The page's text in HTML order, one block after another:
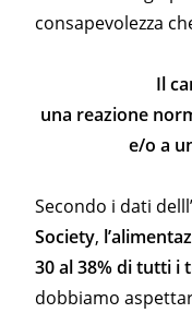
consapevolezza
Il
una reazione
e/o a
Secondo i dati
Society,
30 al 38% di tutti i
dobbiamo